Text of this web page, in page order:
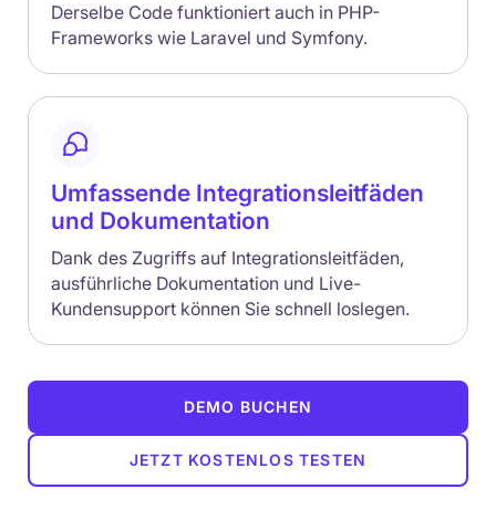
Derselbe Code funktioniert auch in PHP-
Frameworks wie Laravel und Symfony.
Umfassende Integrationsleitfäden
und Dokumentation
Dank des Zugriffs auf Integrationsleitfäden,
ausführliche Dokumentation und Live-
Kundensupport können Sie schnell loslegen.
DEMO BUCHEN
JETZT KOSTENLOS TESTEN